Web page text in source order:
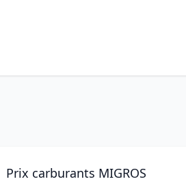
Prix carburants MIGROS